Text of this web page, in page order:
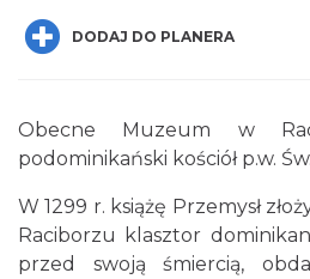
DODAJ DO PLANERA
Obecne Muzeum w
podominikański kościół p.w.
W 1299 r. książę Przemysł
Raciborzu klasztor
przed swoją śmiercią,